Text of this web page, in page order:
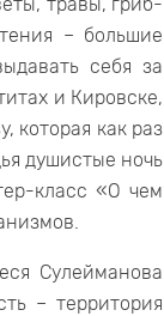
– большие
себя за
и Кировске,
которая как раз
душистые ночь
класс «О чем
Сулейманова
– территория